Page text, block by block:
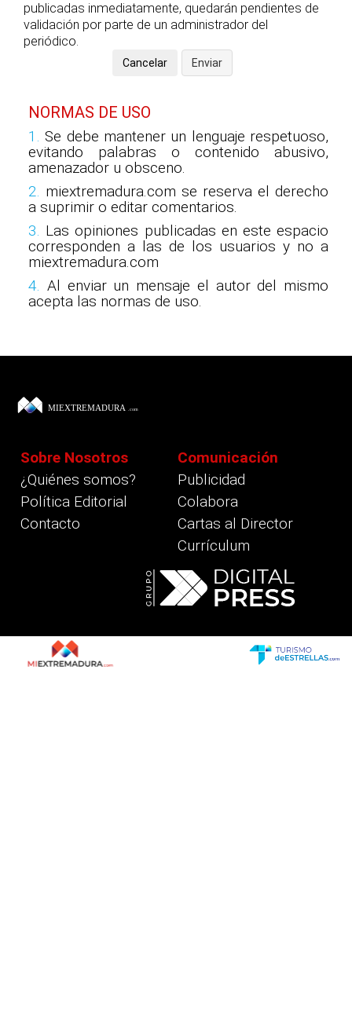
publicadas inmediatamente, quedarán pendientes de
validación por parte de un administrador del
periódico.
NORMAS DE USO
1. Se debe mantener un lenguaje respetuoso,
evitando palabras o contenido abusivo,
amenazador u obsceno.
2. miextremadura.com se reserva el derecho
a suprimir o editar comentarios.
3. Las opiniones publicadas en este espacio
corresponden a las de los usuarios y no a
miextremadura.com
4. Al enviar un mensaje el autor del mismo
acepta las normas de uso.
Sobre Nosotros
¿Quiénes somos?
Política Editorial
Contacto
Comunicación
Publicidad
Colabora
Cartas al Director
Currículum